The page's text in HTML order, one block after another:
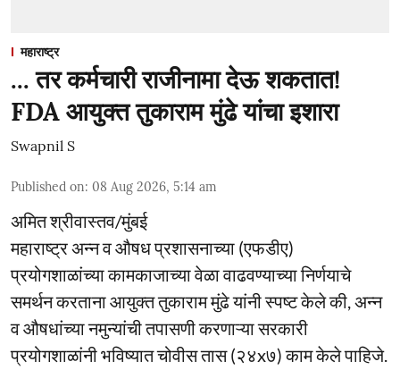
महाराष्ट्र
... तर कर्मचारी राजीनामा देऊ शकतात!
FDA आयुक्त तुकाराम मुंढे यांचा इशारा
Swapnil S
Published on: 08 Aug 2026, 5:14 am
अमित श्रीवास्तव/मुंबई
महाराष्ट्र अन्न व औषध प्रशासनाच्या (एफडीए)
प्रयोगशाळांच्या कामकाजाच्या वेळा वाढवण्याच्या निर्णयाचे
समर्थन करताना आयुक्त तुकाराम मुंढे यांनी स्पष्ट केले की, अन्न
व औषधांच्या नमुन्यांची तपासणी करणाऱ्या सरकारी
प्रयोगशाळांनी भविष्यात चोवीस तास (२४x७) काम केले पाहिजे.